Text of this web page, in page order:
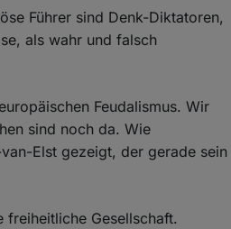
Führer sind Denk-Diktatoren,
als wahr und falsch
Feudalismus. Wir
sind noch da. Wie
Elst gezeigt, der gerade sein
freiheitliche Gesellschaft.